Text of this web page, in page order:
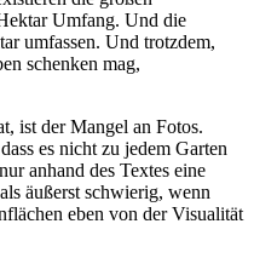
Umfang. Und die
umfassen. Und trotzdem,
schenken mag,
ist der Mangel an Fotos.
es nicht zu jedem Garten
anhand des Textes eine
äußerst schwierig, wenn
eben von der Visualität